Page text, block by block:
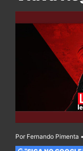
Por Fernando Pimenta